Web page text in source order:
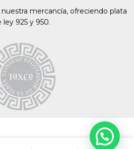
mercancía, ofreciendo plata
ley 925 y 950.